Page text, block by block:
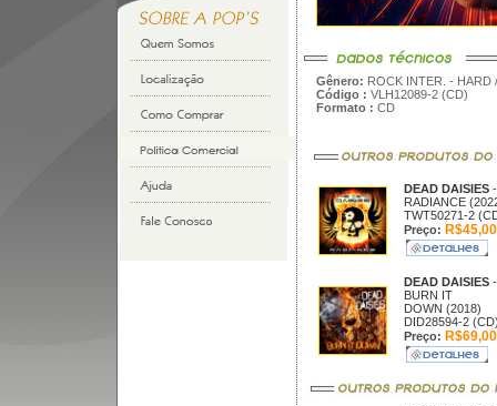
Gênero: ROCK INTER. - HARD
Código : VLH12089-2 (CD)
Formato : CD
DEAD DAISIES -
RADIANCE
TWT50271-2
Preço: R$45,00
DEAD DAISIES -
BURN IT
DOWN (2018)
DID28594-2
Preço: R$69,00